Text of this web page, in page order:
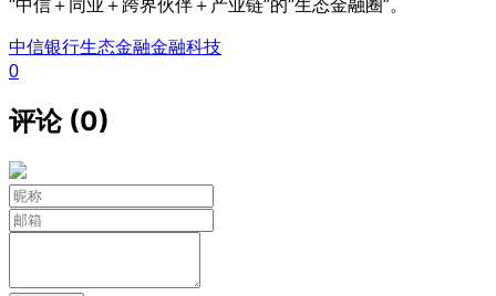
“中信＋同业＋跨界伙伴＋产业链”的“生态金融圈”。
中信银行生态金融金融科技
0
评论 (0)